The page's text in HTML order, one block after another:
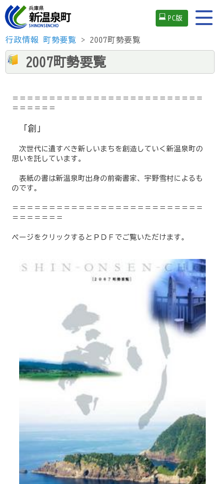
PC版
行政情報 町勢要覧 > 2007町勢要覧
2007町勢要覧
＝＝＝＝＝＝＝＝＝＝＝＝＝＝＝＝＝＝＝＝＝＝＝＝＝＝
＝＝＝＝＝＝
「創」
次世代に遺すべき新しいまちを創造していく新温泉町の
思いを託しています。
表紙の書は新温泉町出身の前衛書家、宇野雪村によるも
のです。
＝＝＝＝＝＝＝＝＝＝＝＝＝＝＝＝＝＝＝＝＝＝＝＝＝＝
＝＝＝＝＝＝＝
ページをクリックするとＰＤＦでご覧いただけます。